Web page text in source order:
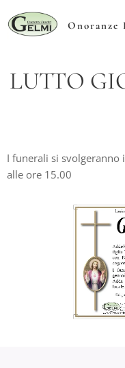
Onoranze
LUTTO
I funerali si svolgeranno
alle ore 15.00